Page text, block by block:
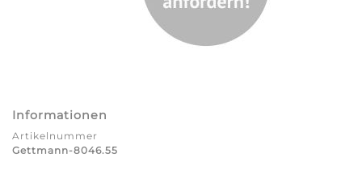
Informationen
Artikelnummer
Gettmann-8046.55